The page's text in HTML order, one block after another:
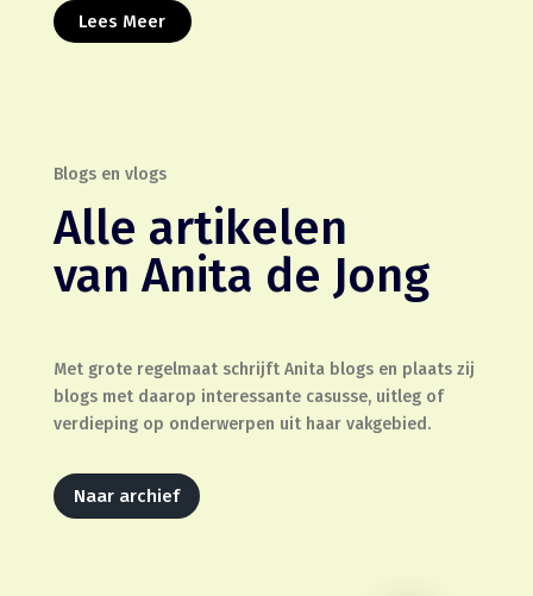
Lees Meer
Blogs en vlogs
Alle artikelen
van Anita de Jong
Met grote regelmaat schrijft Anita blogs en plaats zij
blogs met daarop interessante casusse, uitleg of
verdieping op onderwerpen uit haar vakgebied.
Naar archief